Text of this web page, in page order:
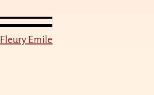
Fleury Emile